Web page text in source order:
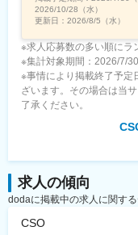
2026/10/28（水）
更新日： 2026/8/5（水）
※求人応募数の多い順にラ
※集計対象期間：2026/7/
※事情により掲載終了予定
ざいます。その場合は当
了承ください。
求人の傾向
dodaに掲載中の求人に関す
CSO